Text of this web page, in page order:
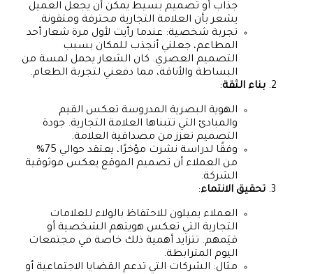
جذاب أو تصميم بسيط يمكن أن يجعل العميل
يشعر بأن العلامة التجارية محترفة ومتقونة.
تجربة شخصية: عندما رأيت لأول مرة شعار أحد
المطاعم، جعلني أنجذب للمكان بسبب
التصميم العصري. كان الشعار يحمل لمسة من
البساطة والأناقة، مما دفعني لتجربة الطعام.
بناء الثقة:
الهوية البصرية المدروسة تعكس القيم
والمبادئ التي تتبناها العلامة التجارية. جودة
التصميم تعزز من مصداقية العلامة.
وفقًا لدراسة نشرت مؤخرًا، يعتقد حوالي 75%
من العملاء أن تصميم الموقع يعكس موثوقية
الشركة.
تحقيق الانتماء:
العملاء يميلون للاحتفاظ بالولاء للعلامات
التجارية التي تعكس هويتهم الشخصية أو
قيَمهم. تتزايد أهمية ذلك خاصة في مجتمعات
اليوم المترابطة.
مثال: الشركات التي تدعم القضايا الاجتماعية أو